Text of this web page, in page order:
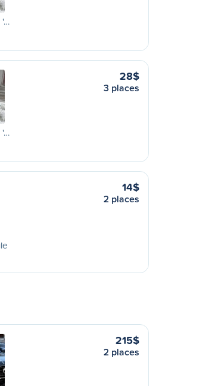
'…
'…
28$
3 places
14$
2 places
215$
2 places